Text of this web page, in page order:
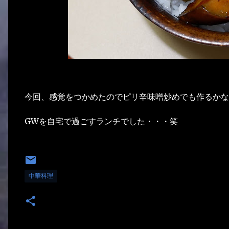
今回、感覚をつかめたのでピリ辛味噌炒めでも作るか
GWを自宅で過ごすランチでした・・・笑
中華料理